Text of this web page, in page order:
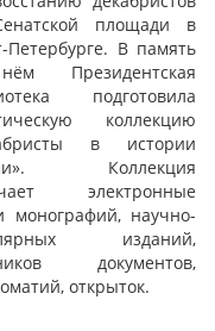
площади в
Петербурге. В память
Президентская
подготовила
коллекцию
в истории
Коллекция
электронные
монографий, научно-
изданий,
документов,
открыток.